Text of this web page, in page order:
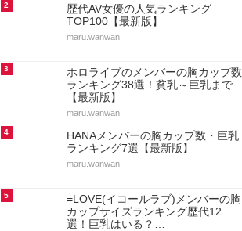
2
歴代AV女優の人気ランキング
TOP100【最新版】
maru.wanwan
3
ホロライブのメンバーの胸カップ数
ランキング38選！貧乳～巨乳まで
【最新版】
maru.wanwan
4
HANAメンバーの胸カップ数・巨乳
ランキング7選【最新版】
maru.wanwan
5
=LOVE(イコールラブ)メンバーの胸
カップサイズランキング歴代12
選！巨乳はいる？…